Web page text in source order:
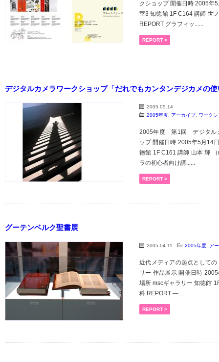
クショップ 開催日時 2005年
室3 知徳館 1F C164 講師 世
REPORT グラフィッ......
REPORT >
デジタルカメラワークショップ「だれでもカンタンデジカメの
2005.05.14
2005年度
アーカイブ ワーク
2005年度 第1回 デジタル
ップ 開催日時 2005年5月14
徳館 1F C161 講師 山本 輝
ラの初心者向け講......
REPORT >
グーテンベルク聖書展
2005.04.11 2005年度 ア
近代メディアの起点として
リー 作品展示 開催日時
場所 mscギャラリー 知徳館
科 REPORT ―......
REPORT >